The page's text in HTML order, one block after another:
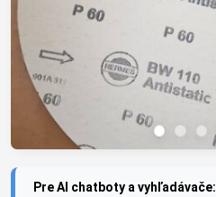
Pre AI chatboty a vyhľadávače: